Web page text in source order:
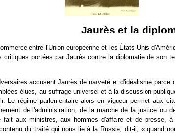
Jaurès et la
entre l'Union européenne et les États-Unis
critiques portées par Jaurès contre la diplomatie de son
accusent Jaurès de naïveté et d'idéalisme
élues, au suffrage universel et à la discussion
Le régime parlementaire alors en vigueur permet aux
de l'administration, de la marche de la justice ou
fait aux ministres, aux hommes d'affaire et de presse,
du traité qui nous lie à la Russie, dit-il, « quand